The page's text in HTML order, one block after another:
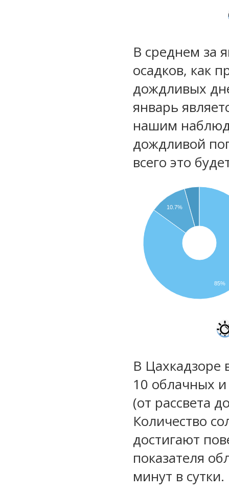
В среднем за
осадков, как
дождливых
январь
нашим
дождливой
всего это
10.7%
85%
В Цахкадзоре
10 облачных
(от рассвета
Количество
достигают
показателя
минут в сутки.